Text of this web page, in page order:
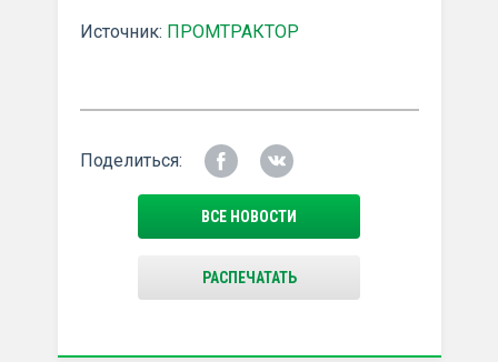
Источник: ПРОМТРАКТОР
Поделиться:
ВСЕ НОВОСТИ
РАСПЕЧАТАТЬ